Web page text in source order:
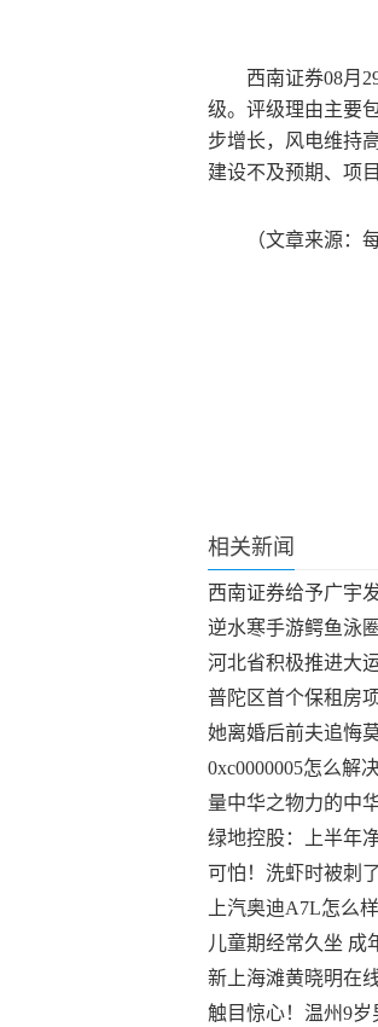
西南证券08月
级。评级理由主要
步增长，风电维持
建设不及预期、项
（文章来源：
相关新闻
西南证券给予广宇
逆水寒手游鳄鱼泳
河北省积极推进大
普陀区首个保租房
她离婚后前夫追悔
0xc0000005怎么解
量中华之物力的中
绿地控股：上半年
可怕！洗虾时被刺
上汽奥迪A7L怎么
儿童期经常久坐 成
新上海滩黄晓明在
触目惊心！温州9